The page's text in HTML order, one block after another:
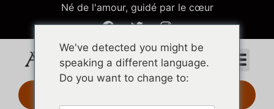
Né de l'amour, guidé par le cœur
We've detected you might be
speaking a different language.
Do you want to change to: